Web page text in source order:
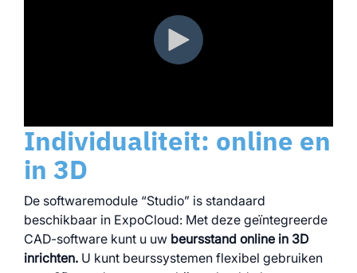
Individualiteit: online en
in 3D
De softwaremodule “Studio” is standaard
beschikbaar in ExpoCloud: Met deze geïntegreerde
CAD-software kunt u uw beursstand online in 3D
inrichten. U kunt beurssystemen flexibel gebruiken